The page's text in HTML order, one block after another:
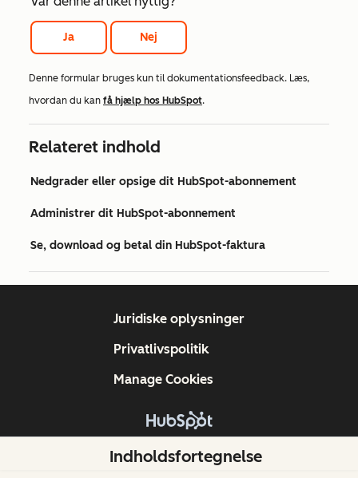
Ja Nej
Denne formular bruges kun til dokumentationsfeedback. Læs,
hvordan du kan få hjælp hos HubSpot.
Relateret indhold
Nedgrader eller opsige dit HubSpot-abonnement
Administrer dit HubSpot-abonnement
Se, download og betal din HubSpot-faktura
Indholdsfortegnelse
Copyright © 2026 HubSpot, Inc.
Juridiske oplysninger
Privatlivspolitik
Manage Cookies